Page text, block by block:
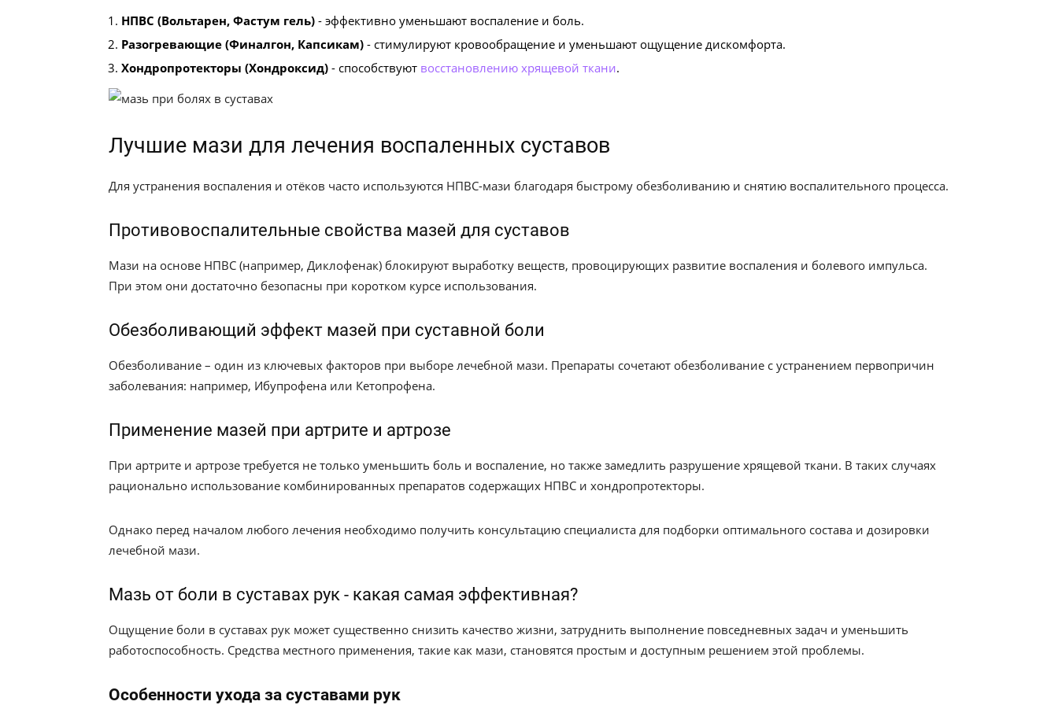
НПВС (Вольтарен, Фастум гель) - эффективно уменьшают воспаление и боль.
Разогревающие (Финалгон, Капсикам) - стимулируют кровообращение и уменьшают ощущение дискомфорта.
Хондропротекторы (Хондроксид) - способствуют восстановлению хрящевой ткани.
Лучшие мази для лечения воспаленных суставов
Для устранения воспаления и отёков часто используются НПВС-мази благодаря быстрому обезболиванию и снятию воспалительного процесса.
Противовоспалительные свойства мазей для суставов
Мази на основе НПВС (например, Диклофенак) блокируют выработку веществ, провоцирующих развитие воспаления и болевого импульса.
При этом они достаточно безопасны при коротком курсе использования.
Обезболивающий эффект мазей при суставной боли
Обезболивание – один из ключевых факторов при выборе лечебной мази. Препараты сочетают обезболивание с устранением первопричин
заболевания: например, Ибупрофена или Кетопрофена.
Применение мазей при артрите и артрозе
При артрите и артрозе требуется не только уменьшить боль и воспаление, но также замедлить разрушение хрящевой ткани. В таких случаях
рационально использование комбинированных препаратов содержащих НПВС и хондропротекторы.
Однако перед началом любого лечения необходимо получить консультацию специалиста для подборки оптимального состава и дозировки
лечебной мази.
Мазь от боли в суставах рук - какая самая эффективная?
Ощущение боли в суставах рук может существенно снизить качество жизни, затруднить выполнение повседневных задач и уменьшить
работоспособность. Средства местного применения, такие как мази, становятся простым и доступным решением этой проблемы.
Особенности ухода за суставами рук